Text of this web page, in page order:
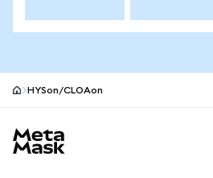
HYSon/CLOAon